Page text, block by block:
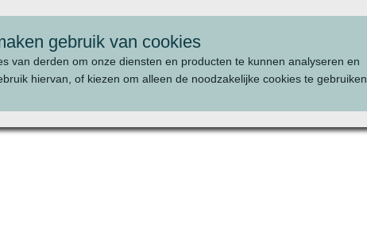
gebruik van cookies
van derden om onze diensten en producten te kunnen analyseren en
hiervan, of kiezen om alleen de noodzakelijke cookies te gebruiken.